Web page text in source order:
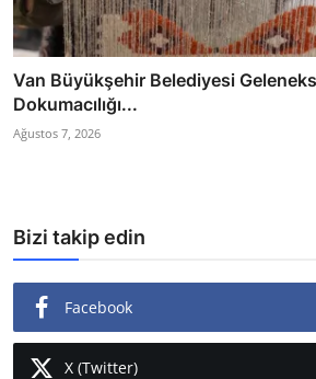
Van Büyükşehir Belediyesi
Dokumacılığı...
Ağustos 7, 2026
Bizi takip edin
Facebook
X (Twitter)